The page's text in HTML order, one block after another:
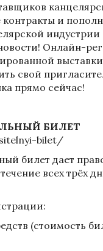
и
Онлайн-
свой
прямо сейчас!
БИЛЕТ
bilet/
билет дает
всех трёх
(стоимость